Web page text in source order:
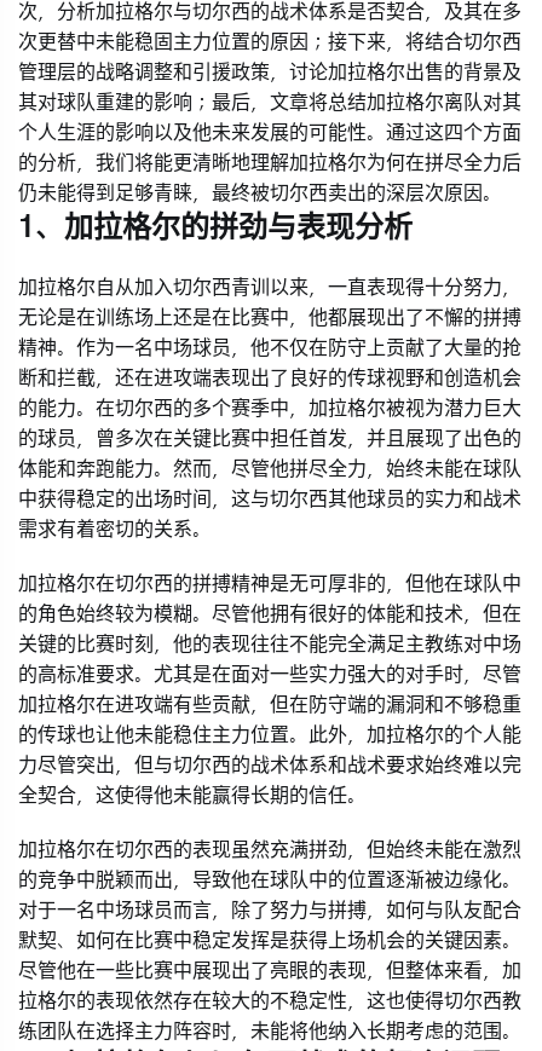
次，分析加拉格尔与切尔西的战术体系是否契合，及其在多
次更替中未能稳固主力位置的原因；接下来，将结合切尔西
管理层的战略调整和引援政策，讨论加拉格尔出售的背景及
其对球队重建的影响；最后，文章将总结加拉格尔离队对其
个人生涯的影响以及他未来发展的可能性。通过这四个方面
的分析，我们将能更清晰地理解加拉格尔为何在拼尽全力后
仍未能得到足够青睐，最终被切尔西卖出的深层次原因。
1、加拉格尔的拼劲与表现分析
加拉格尔自从加入切尔西青训以来，一直表现得十分努力，
无论是在训练场上还是在比赛中，他都展现出了不懈的拼搏
精神。作为一名中场球员，他不仅在防守上贡献了大量的抢
断和拦截，还在进攻端表现出了良好的传球视野和创造机会
的能力。在切尔西的多个赛季中，加拉格尔被视为潜力巨大
的球员，曾多次在关键比赛中担任首发，并且展现了出色的
体能和奔跑能力。然而，尽管他拼尽全力，始终未能在球队
中获得稳定的出场时间，这与切尔西其他球员的实力和战术
需求有着密切的关系。
加拉格尔在切尔西的拼搏精神是无可厚非的，但他在球队中
的角色始终较为模糊。尽管他拥有很好的体能和技术，但在
关键的比赛时刻，他的表现往往不能完全满足主教练对中场
的高标准要求。尤其是在面对一些实力强大的对手时，尽管
加拉格尔在进攻端有些贡献，但在防守端的漏洞和不够稳重
的传球也让他未能稳住主力位置。此外，加拉格尔的个人能
力尽管突出，但与切尔西的战术体系和战术要求始终难以完
全契合，这使得他未能赢得长期的信任。
加拉格尔在切尔西的表现虽然充满拼劲，但始终未能在激烈
的竞争中脱颖而出，导致他在球队中的位置逐渐被边缘化。
对于一名中场球员而言，除了努力与拼搏，如何与队友配合
默契、如何在比赛中稳定发挥是获得上场机会的关键因素。
尽管他在一些比赛中展现出了亮眼的表现，但整体来看，加
拉格尔的表现依然存在较大的不稳定性，这也使得切尔西教
练团队在选择主力阵容时，未能将他纳入长期考虑的范围。